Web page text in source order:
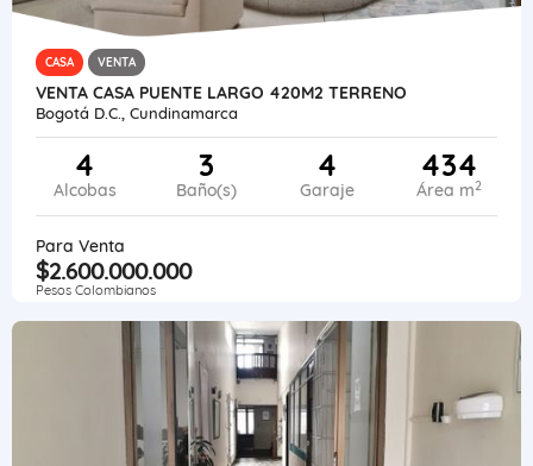
CASA VENTA
VENTA CASA PUENTE LARGO 420M2 TERRENO
Bogotá D.C., Cundinamarca
4
Alcobas
3
Baño(s)
4
Garaje
434
Área m2
Para Venta
$2.600.000.000
Pesos Colombianos